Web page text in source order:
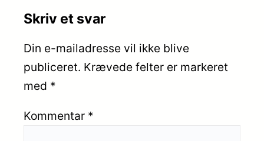
Skriv et svar
Din e-mailadresse vil ikke blive
publiceret. Krævede felter er markeret
med *
Kommentar *